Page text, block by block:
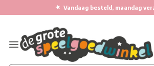
★ Vandaag besteld, maandag